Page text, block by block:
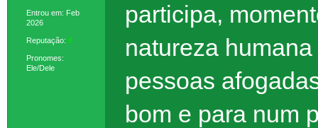
Entrou em: Feb
2026
Reputação: 6
Pronomes:
Ele/Dele
participa,
natureza
pessoas
bom e para num